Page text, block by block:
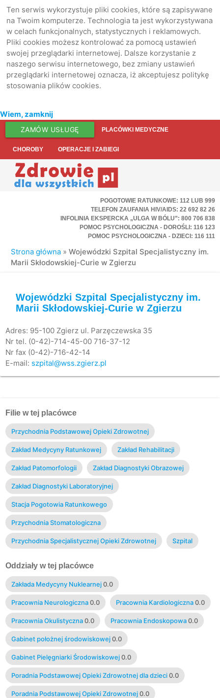
Ten serwis wykorzystuje pliki cookies, które są zapisywane
na Twoim komputerze. Technologia ta jest wykorzystywana
w celach funkcjonalnych, statystycznych i reklamowych.
Pliki cookies możesz kontrolować za pomocą ustawień
swojej przeglądarki internetowej. Dalsze korzystanie z
naszego serwisu internetowego, bez zmiany ustawień
przeglądarki internetowej oznacza, iż akceptujesz politykę
stosowania plików cookies.
Wiem, zamknij
ZAMÓW USŁUGĘ PLACÓWKI MEDYCZNE
CHOROBY OPERACJE I ZABIEGI
POGOTOWIE RATUNKOWE: 112 LUB 999
TELEFON ZAUFANIA HIV/AIDS: 22 692 82 26
INFOLINIA EKSPERCKA „ULGA W BÓLU”: 800 706 838
POMOC PSYCHOLOGICZNA - DOROŚLI: 116 123
POMOC PSYCHOLOGICZNA - DZIECI: 116 111
Strona główna »Wojewódzki Szpital Specjalistyczny im.
Marii Skłodowskiej-Curie w Zgierzu
Wojewódzki Szpital Specjalistyczny im.
Marii Skłodowskiej-Curie w Zgierzu
Adres: 95-100 Zgierz ul. Parzęczewska 35
Nr tel. (0-42)-714-45-00 716-37-12
Nr fax (0-42)-716-42-14
E-mail: szpital@wss.zgierz.pl
Filie w tej placówce
Przychodnia Podstawowej Opieki Zdrowotnej
Zakład Medycyny Ratunkowej Zakład Rehabilitacji
Zakład Patomorfologii Zakład Diagnostyki Obrazowej
Zakład Diagnostyki Laboratoryjnej
Stacja Pogotowia Ratunkowego
Przychodnia Stomatologiczna
Przychodnia Specjalistycznej Opieki Zdrowotnej Szpital
Oddziały w tej placówce
Zakłada Medycyny Nuklearnej 0.0
Pracownia Neurologiczna 0.0 Pracownia Kardiologiczna 0.0
Pracownia Okulistyczna 0.0 Pracownia Endoskopowa 0.0
Gabinet położnej środowiskowej 0.0
Gabinet Pielęgniarki Środowiskowej 0.0
Poradnia Podstawowej Opieki Zdrowotnej dla dzieci 0.0
Poradnia Podstawowej Opieki Zdrowotnej 0.0